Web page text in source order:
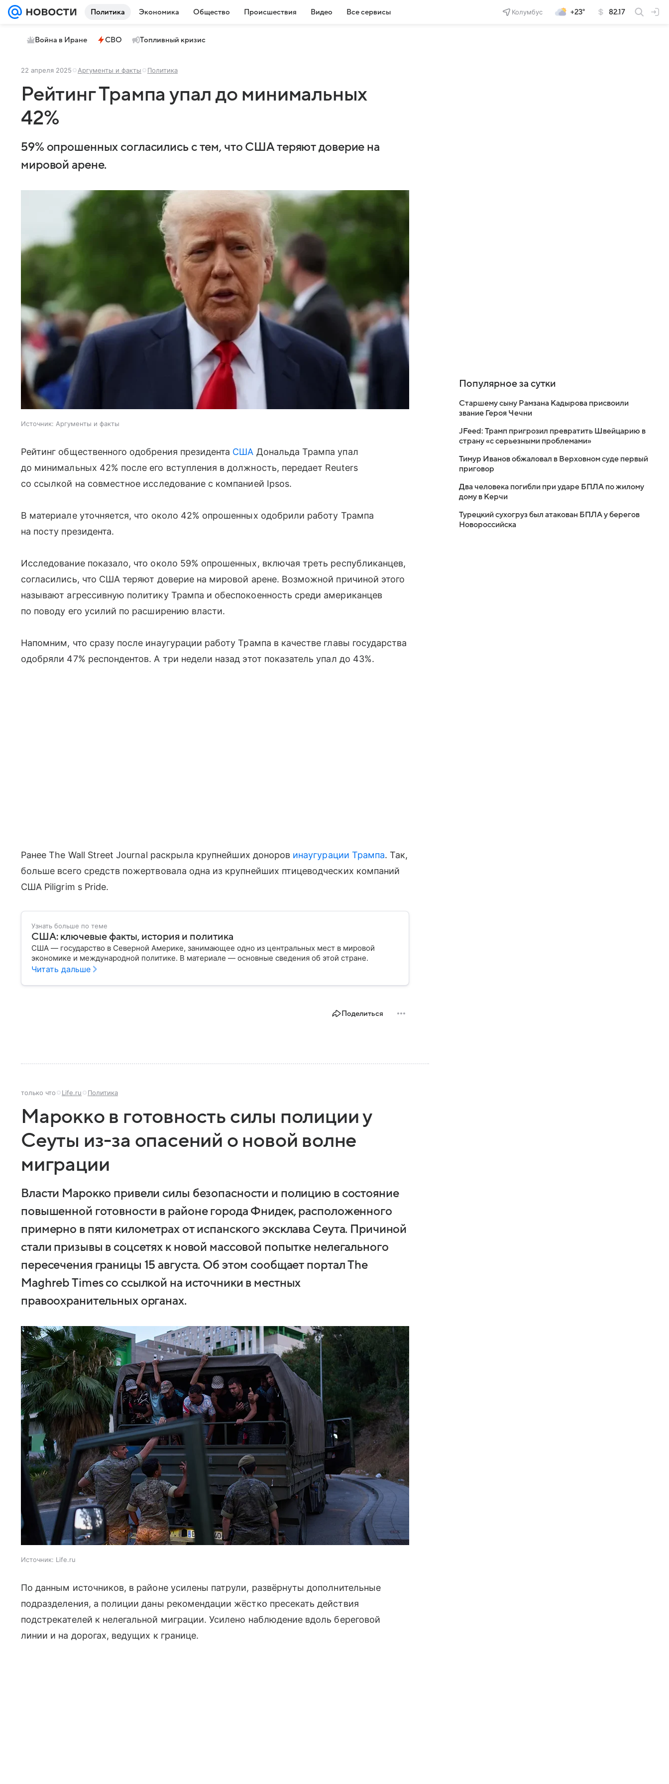
Политика Экономика Общество Происшествия Видео Все сервисы Колумбус +23° 82.17
Война в Иране СВО Топливный кризис
22 апреля 2025 Аргументы и факты Политика
Рейтинг Трампа упал до минимальных
42%
59% опрошенных согласились с тем, что США теряют доверие на
мировой арене.
Источник: Аргументы и факты
Рейтинг общественного одобрения президента США Дональда Трампа упал
до минимальных 42% после его вступления в должность, передает Reuters
со ссылкой на совместное исследование с компанией Ipsos.
В материале уточняется, что около 42% опрошенных одобрили работу Трампа
на посту президента.
Исследование показало, что около 59% опрошенных, включая треть республиканцев,
согласились, что США теряют доверие на мировой арене. Возможной причиной этого
называют агрессивную политику Трампа и обеспокоенность среди американцев
по поводу его усилий по расширению власти.
Напомним, что сразу после инаугурации работу Трампа в качестве главы государства
одобряли 47% респондентов. А три недели назад этот показатель упал до 43%.
Ранее The Wall Street Journal раскрыла крупнейших доноров инаугурации Трампа. Так,
больше всего средств пожертвовала одна из крупнейших птицеводческих компаний
США Piligrim s Pride.
Узнать больше по теме
США: ключевые факты, история и политика
США — государство в Северной Америке, занимающее одно из центральных мест в мировой
экономике и международной политике. В материале — основные сведения об этой стране.
Читать дальше
Поделиться
только что Life.ru Политика
Марокко в готовность силы полиции у
Сеуты из-за опасений о новой волне
миграции
Власти Марокко привели силы безопасности и полицию в состояние
повышенной готовности в районе города Фнидек, расположенного
примерно в пяти километрах от испанского эксклава Сеута. Причиной
стали призывы в соцсетях к новой массовой попытке нелегального
пересечения границы 15 августа. Об этом сообщает портал The
Maghreb Times со ссылкой на источники в местных
правоохранительных органах.
Источник: Life.ru
По данным источников, в районе усилены патрули, развёрнуты дополнительные
подразделения, а полиции даны рекомендации жёстко пресекать действия
подстрекателей к нелегальной миграции. Усилено наблюдение вдоль береговой
линии и на дорогах, ведущих к границе.
Популярное за сутки
Старшему сыну Рамзана Кадырова присвоили
звание Героя Чечни
JFeed: Трамп пригрозил превратить Швейцарию в
страну «с серьезными проблемами»
Тимур Иванов обжаловал в Верховном суде первый
приговор
Два человека погибли при ударе БПЛА по жилому
дому в Керчи
Турецкий сухогруз был атакован БПЛА у берегов
Новороссийска